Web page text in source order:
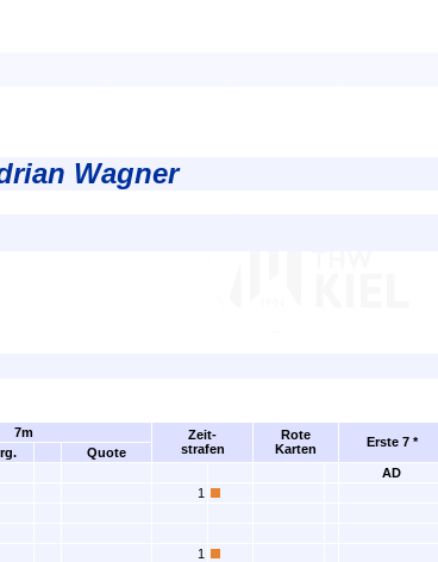
Wagner
7m
Zeit-
strafen
Rote
Karten
Erste 7 *
Quote
AD
1
1